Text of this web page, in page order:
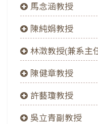
馬念涵教授
陳純娟教授
林澂教授(兼系主
陳健章教授
許藝瓊教授
吳立青副教授